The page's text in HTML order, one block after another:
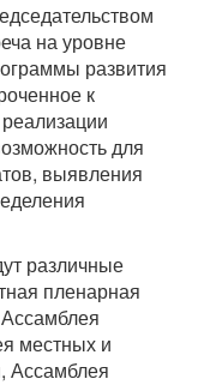
на уровне
развития
к
для
выявления
различные
пленарная
местных и
Ассамблея